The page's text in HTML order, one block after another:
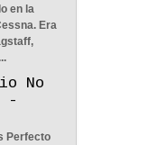
-
en la
Era
No
-
Perfecto